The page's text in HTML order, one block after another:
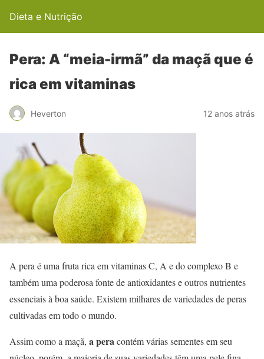
Dieta e Nutrição
Pera: A “meia-irmã” da maçã que é
rica em vitaminas
Heverton 12 anos atrás
A pera é uma fruta rica em vitaminas C, A e do complexo B e
também uma poderosa fonte de antioxidantes e outros nutrientes
essenciais à boa saúde. Existem milhares de variedades de peras
cultivadas em todo o mundo.
Assim como a maçã, a peracontém várias sementes em seu